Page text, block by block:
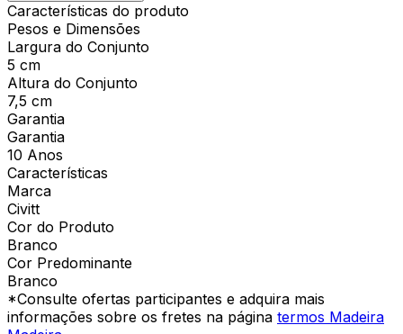
Características do produto
Pesos e Dimensões
Largura do Conjunto
5 cm
Altura do Conjunto
7,5 cm
Garantia
Garantia
10 Anos
Características
Marca
Civitt
Cor do Produto
Branco
Cor Predominante
Branco
*Consulte ofertas participantes e adquira mais
informações sobre os fretes na página termos Madeira